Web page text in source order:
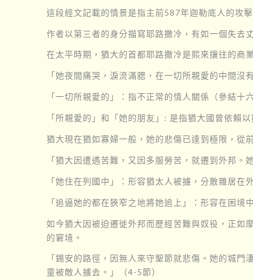
這段經文記載的情景是指主前587年迦勒底人的攻
作者以第三者的身分描寫耶路撒冷，有如一個失去
在太平時期，猶大的首都耶路撒冷是熙來攘往的商
「她夜間痛哭，淚流滿腮，在一切所親愛的中間
「一切所親愛的」：指不正常的情人關係（參結
「所親愛的」和「她的朋友」: 是指猶大國曾依賴
猶大現在猶如寡婦一般，她的悲傷已達到極限，從
「猶大因遭遇苦難，又因多服勞苦，就遷到外邦
「她住在列國中」：形容猶太人被擄，分散雜居在
「追逼她的都在狹窄之地將她追上」：形容在困境
如今猶大因被迫遷徙外邦而歷經苦難與奴役，正如
的窘境。
「錫安的路徑，因無人來守聖節就悲傷。她的城
童被敵人擄去。」（4-5節）